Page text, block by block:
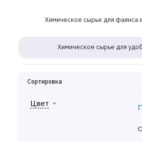
Химическое сырье для фаянса
Химическое сырье для
Сортировка
Цвет